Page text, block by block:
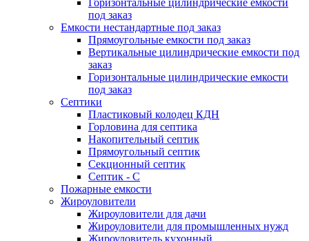
Горизонтальные цилиндрические емкости
под заказ
Емкости нестандартные под заказ
Прямоугольные емкости под заказ
Вертикальные цилиндрические емкости под
заказ
Горизонтальные цилиндрические емкости
под заказ
Септики
Пластиковый колодец КДН
Горловина для септика
Накопительный септик
Прямоугольный септик
Секционный септик
Септик - С
Пожарные емкости
Жироуловители
Жироуловители для дачи
Жироуловители для промышленных нужд
Жироуловитель кухонный